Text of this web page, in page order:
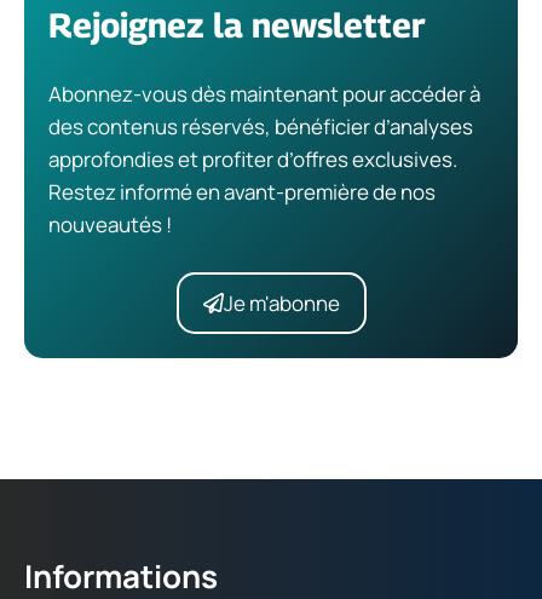
Rejoignez la newsletter
Abonnez-vous dès maintenant pour accéder à
des contenus réservés, bénéficier d’analyses
approfondies et profiter d’offres exclusives.
Restez informé en avant-première de nos
nouveautés !
Je m'abonne
Informations